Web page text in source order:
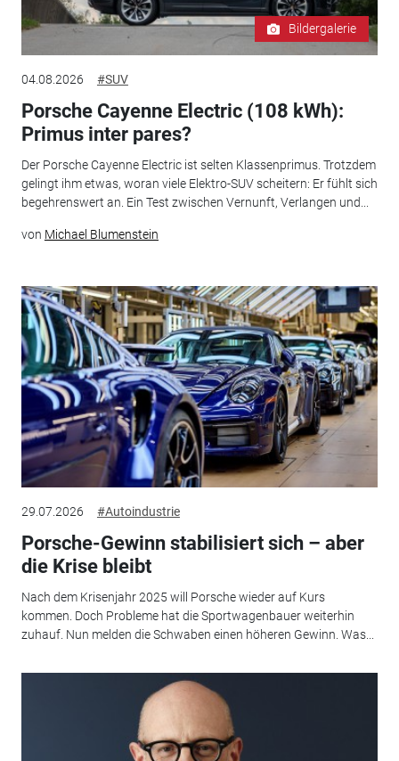
Bildergalerie
04.08.2026 #SUV
Porsche Cayenne Electric (108 kWh):
Primus inter pares?
Der Porsche Cayenne Electric ist selten Klassenprimus. Trotzdem
gelingt ihm etwas, woran viele Elektro-SUV scheitern: Er fühlt sich
begehrenswert an. Ein Test zwischen Vernunft, Verlangen und...
von Michael Blumenstein
29.07.2026 #Autoindustrie
Porsche-Gewinn stabilisiert sich – aber
die Krise bleibt
Nach dem Krisenjahr 2025 will Porsche wieder auf Kurs
kommen. Doch Probleme hat die Sportwagenbauer weiterhin
zuhauf. Nun melden die Schwaben einen höheren Gewinn. Was...